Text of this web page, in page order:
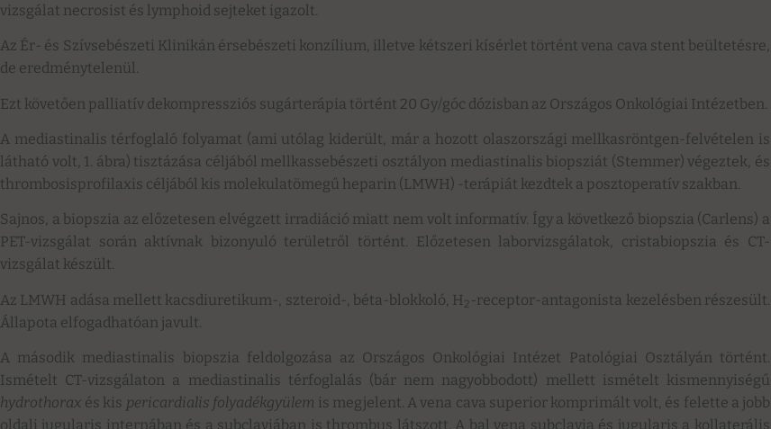
vizsgálat necrosist és lymphoid sejteket igazolt.
Az Ér- és Szívsebészeti Klinikán érsebészeti konzílium, illetve kétszeri kísérlet történt vena cava stent beültetésre,
de eredménytelenül.
Ezt követően palliatív dekompressziós sugárterápia történt 20 Gy/góc dózisban az Országos Onkológiai Intézetben.
A mediastinalis térfoglaló folyamat (ami utólag kiderült, már a hozott olaszországi mellkasröntgen-felvételen is
látható volt, 1. ábra) tisztázása céljából mellkassebészeti osztályon mediastinalis biopsziát (Stemmer) végeztek, és
thrombosisprofilaxis céljából kis molekulatömegű heparin (LMWH) -terápiát kezdtek a posztoperatív szakban.
Sajnos, a biopszia az előzetesen elvégzett irradiáció miatt nem volt informatív. Így a következő biopszia (Carlens) a
PET-vizsgálat során aktívnak bizonyuló területről történt. Előzetesen laborvizsgálatok, cristabiopszia és CT-
vizsgálat készült.
Az LMWH adása mellett kacsdiuretikum-, szteroid-, béta-blokkoló, H2 -receptor-antagonista kezelésben részesült.
Állapota elfogadhatóan javult.
A második mediastinalis biopszia feldolgozása az Országos Onkológiai Intézet Patológiai Osztályán történt.
Ismételt CT-vizsgálaton a mediastinalis térfoglalás (bár nem nagyobbodott) mellett ismételt kismennyiségű
hydrothorax és kis pericardialis folyadékgyülem is megjelent. A vena cava superior komprimált volt, és felette a jobb
oldali jugularis internában és a subclaviában is thrombus látszott. A bal vena subclavia és jugularis a kollaterális